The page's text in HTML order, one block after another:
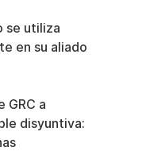
se utiliza
en su aliado
GRC a
disyuntiva: